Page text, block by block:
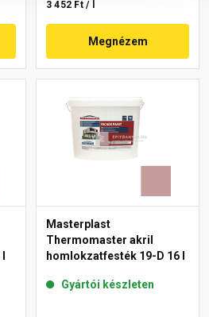
3 452 Ft / l
Megnézem
Masterplast
Thermomaster akril
homlokzatfesték 19-D 16 l
Gyártói készleten